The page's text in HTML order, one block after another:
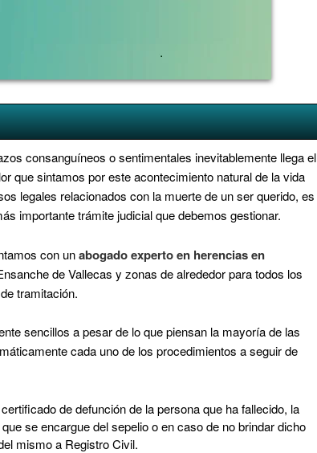
consanguíneos o sentimentales inevitablemente llega el
que sintamos por este acontecimiento natural de la vida
legales relacionados con la muerte de un ser querido, es
importante trámite judicial que debemos gestionar.
con unabogado experto en herencias en
de Vallecas y zonas de alrededor para todos los
tramitación.
sencillos a pesar de lo que piensan la mayoría de las
cada uno de los procedimientos a seguir de
de defunción de la persona que ha fallecido, la
se encargue del sepelio o en caso de no brindar dicho
mismo a Registro Civil.